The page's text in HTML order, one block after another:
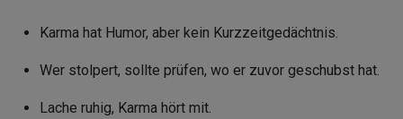
Karma hat Humor, aber kein Kurzzeitgedächtnis.
Wer stolpert, sollte prüfen, wo er zuvor geschubst hat.
Lache ruhig, Karma hört mit.